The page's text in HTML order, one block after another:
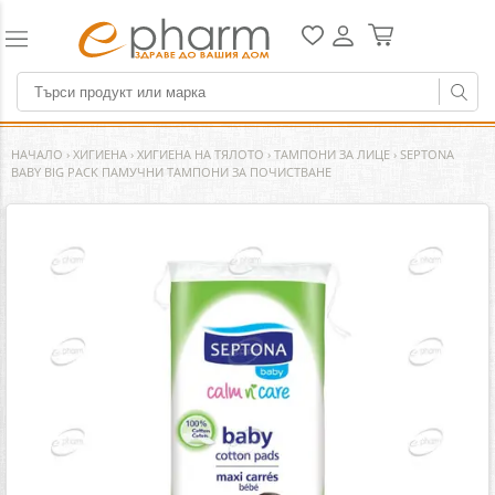
НАЧАЛО › ХИГИЕНА › ХИГИЕНА НА ТЯЛОТО › ТАМПОНИ ЗА ЛИЦЕ › SEPTONA
BABY BIG PACK ПАМУЧНИ ТАМПОНИ ЗА ПОЧИСТВАНЕ